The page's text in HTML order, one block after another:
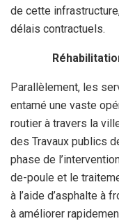
de cette
délais contractuels.
Parallèlement, les
entamé une vaste
routier à travers la
des Travaux publics
phase de
de-poule et le
à l’aide d’asphalte à
à améliorer